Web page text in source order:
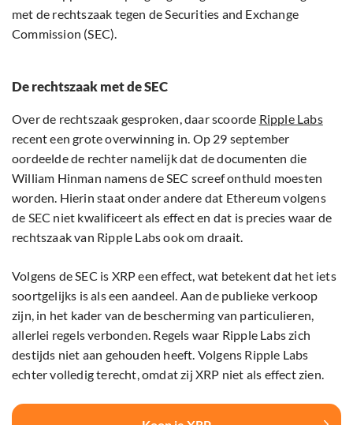
met de rechtszaak tegen de Securities and Exchange
Commission (SEC).
De rechtszaak met de SEC
Over de rechtszaak gesproken, daar scoorde Ripple Labs
recent een grote overwinning in. Op 29 september
oordeelde de rechter namelijk dat de documenten die
William Hinman namens de SEC screef onthuld moesten
worden. Hierin staat onder andere dat Ethereum volgens
de SEC niet kwalificeert als effect en dat is precies waar de
rechtszaak van Ripple Labs ook om draait.
Volgens de SEC is XRP een effect, wat betekent dat het iets
soortgelijks is als een aandeel. Aan de publieke verkoop
zijn, in het kader van de bescherming van particulieren,
allerlei regels verbonden. Regels waar Ripple Labs zich
destijds niet aan gehouden heeft. Volgens Ripple Labs
echter volledig terecht, omdat zij XRP niet als effect zien.